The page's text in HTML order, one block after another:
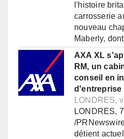
l'histoire
carrosserie
nouveau
Maberly,
AXA XL
RM, un
conseil en
d'entreprise
LONDRES,
LONDRES,
/
détient